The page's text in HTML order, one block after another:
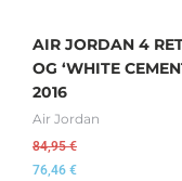
AIR JORDAN 4
OG ‘WHITE
2016
Air Jordan
84,95€
76,46 €